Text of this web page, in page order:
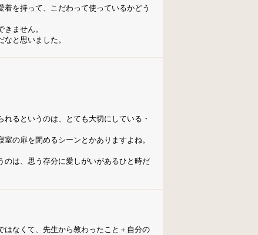
を持って、こだわって使っているかどう
ません。
と思いました。
るというのは、とても大切にしている・
の扉を閉めるシーンとかありますよね。
のは、思う存分に愛しがいがあるひと時だ
なくて、先生から教わったこと＋自分の